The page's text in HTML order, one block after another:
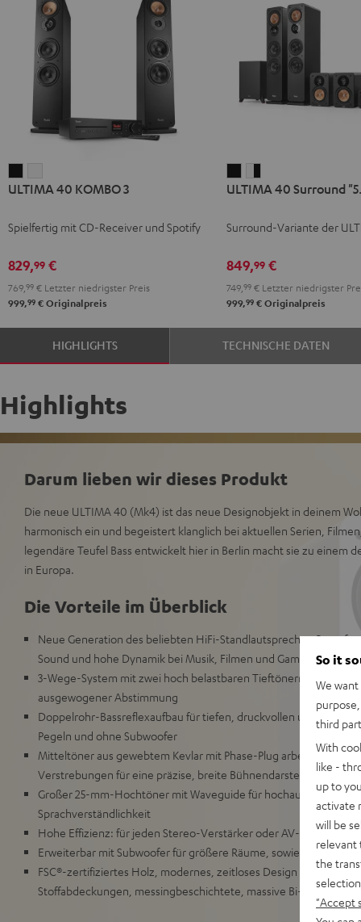
40
3
40
3
ULTIMA 40 KOMBO 3
Spielfertig mit CD-Receiver und Spotify
829,99 €
769, 99 € Letzter niedrigster Preis
999,99 € Originalpreis
40
"5.1-
Schwarz
40
"5.1-
Weiß
/
Schwarz
ULTIMA 40 Surround
Surround-Variante der
849,99€
749, 99€Letzter niedrigster
999,99€Originalpreis
HIGHLIGHTS TECHNISCHE DATEN
Highlights
Darum lieben wir dieses Produkt
Die neue ULTIMA 40 (Mk4) ist das neue Designobjekt in deinem
harmonisch ein und begeistert klanglich bei aktuellen Serien,
legendäre Teufel Bass entwickelt hier in Berlin macht sie zu einem
in Europa.
Die Vorteile im Überblick
Neue Generation des beliebten HiFi-Standlautsprecher-Paars
Sound und hohe Dynamik bei Musik, Filmen und Games in
3-Wege-System mit zwei hoch belastbaren Tieftönern für hohe,
ausgewogener Abstimmung
Doppelrohr-Bassreflexaufbau für tiefen, druckvollen und präzisen
Pegeln und ohne Subwoofer
Mitteltöner aus gewebtem Kevlar mit Phase-Plug arbeitet in
Verstrebungen für eine präzise, breite Bühnendarstellung
Großer 25-mm-Hochtöner mit Waveguide für hochauflösende,
Sprachverständlichkeit
Hohe Effizienz: für jeden Stereo-Verstärker oder AV-Receiver
Erweiterbar mit Subwoofer für größere Räume, sowie zum
FSC®-zertifiziertes Holz, modernes, zeitloses Design mit
Stoffabdeckungen, messingbeschichtete, massive Bi-Wiring/Bi-
So it
We
third
With
like -
up to
activate
will be
relevant
the
"Accept